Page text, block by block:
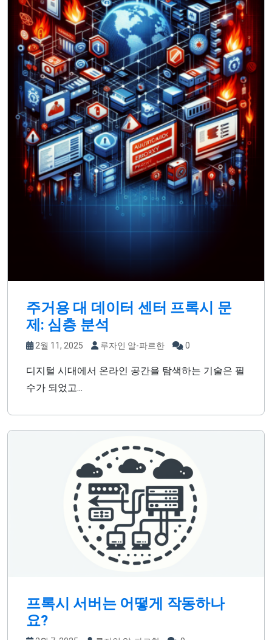
주거용 대 데이터 센터 프록시 문
제: 심층 분석
2월 11, 2025 루자인 알-파르한 0
디지털 시대에서 온라인 공간을 탐색하는 기술은 필
수가 되었고...
프록시 서버는 어떻게 작동하나
요?